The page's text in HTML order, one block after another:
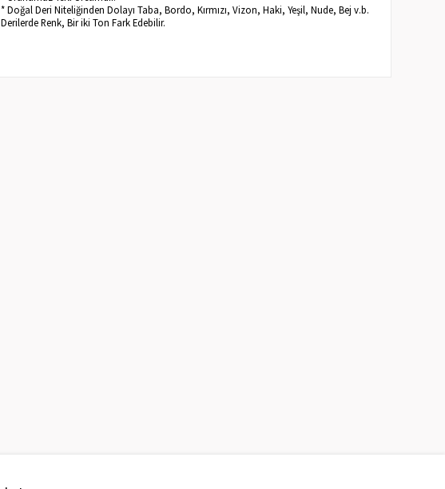
* Doğal Deri Niteliğinden Dolayı Taba, Bordo, Kırmızı, Vizon, Haki, Yeşil, Nude, Bej v.b.
Derilerde Renk, Bir iki Ton Fark Edebilir.